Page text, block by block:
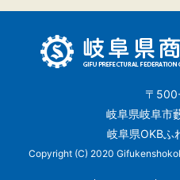
〒
岐阜県岐阜市
岐阜県OKBふ
Copyright (C) 2020